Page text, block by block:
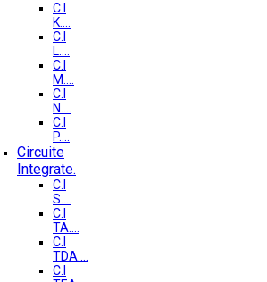
C.I
K....
C.I
L....
C.I
M....
C.I
N....
C.I
P....
Circuite
Integrate.
C.I
S....
C.I
TA....
C.I
TDA....
C.I